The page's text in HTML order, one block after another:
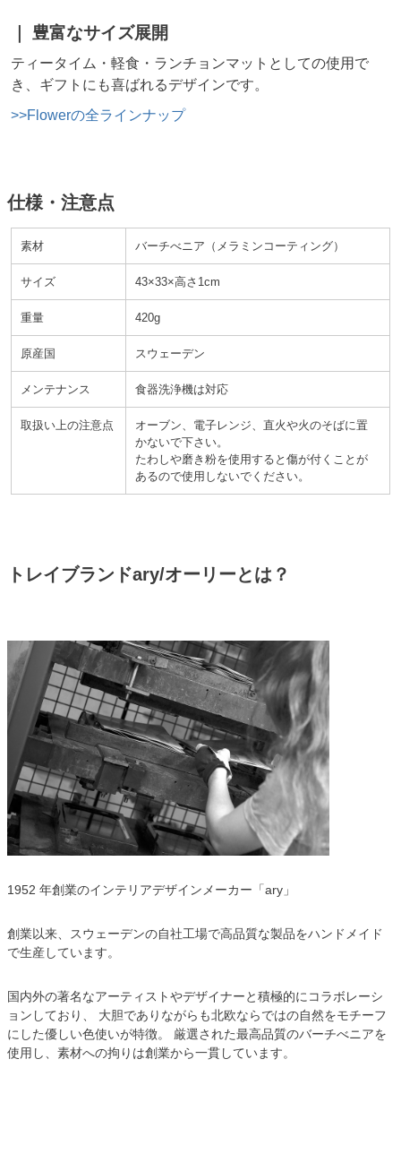
豊富なサイズ展開
ティータイム・軽食・ランチョンマットとしての使用で
き、ギフトにも喜ばれるデザインです。
Flowerの全ラインナップ
仕様・注意点
素材 バーチべニア メラミンコーティング
サイズ 43×33×高さ1cm
重量 420g
原産国 スウェーデン
メンテナンス 食器洗浄機は対応
取扱い上の注意点
オーブン、電子レンジ、直火や火のそばに置
かないで下さい。
たわしや磨き粉を使用すると傷が付くことが
あるので使用しないでください。
トレイブランドary/オーリーとは？
1952 年創業のインテリアデザインメーカー「ary」
創業以来、スウェーデンの自社工場で高品質な製品をハンドメイド
で生産しています。
国内外の著名なアーティストやデザイナーと積極的にコラボレーシ
ョンしており、 大胆でありながらも北欧ならではの自然をモチーフ
にした優しい色使いが特徴。 厳選された最高品質のバーチべニアを
使用し、素材への拘りは創業から一貫しています。